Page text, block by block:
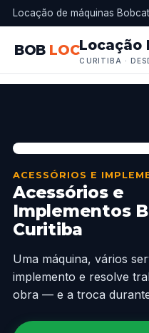
Locação de máquinas
BOB LOCLocação
CURITIBA ·
ACESSÓRIOS E
Acessórios e
Implementos
Curitiba
Uma máquina, vários
implemento e resolve
obra — e a troca